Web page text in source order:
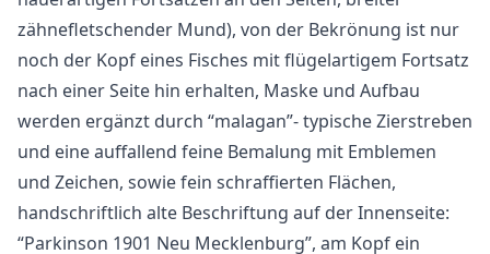
zähnefletschender Mund), von der Bekrönung ist nur
noch der Kopf eines Fisches mit flügelartigem Fortsatz
nach einer Seite hin erhalten, Maske und Aufbau
werden ergänzt durch “malagan”- typische Zierstreben
und eine auffallend feine Bemalung mit Emblemen
und Zeichen, sowie fein schraffierten Flächen,
handschriftlich alte Beschriftung auf der Innenseite:
“Parkinson 1901 Neu Mecklenburg”, am Kopf ein